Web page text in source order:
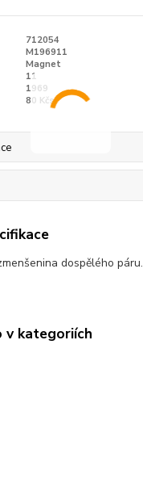
712054
M196911
Magnet
11
1969
80 Kčs
dospělého páru.
v kategoriích